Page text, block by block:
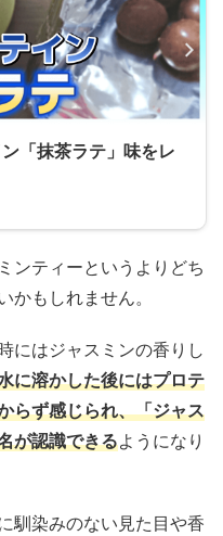
「抹茶ラテ」味をレ
ンティーというよりどち
かもしれません。
にはジャスミンの香りし
に溶かした後にはプロテ
らず感じられ、「ジャス
が認識できるようになり
馴染みのない見た目や香